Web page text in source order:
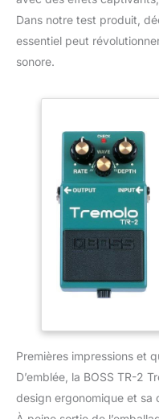
Dans notre test produit,
essentiel peut
sonore.
Premières impressions et
D’emblée, la BOSS TR-2
design ergonomique et sa